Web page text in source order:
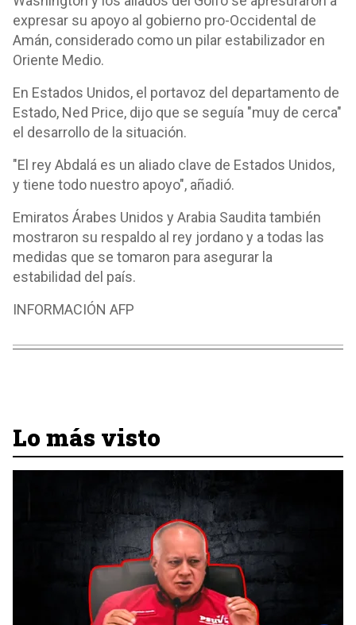
expresar su apoyo al gobierno pro-Occidental de
Amán, considerado como un pilar estabilizador en
Oriente Medio.
En Estados Unidos, el portavoz del departamento de
Estado, Ned Price, dijo que se seguía "muy de cerca"
el desarrollo de la situación.
"El rey Abdalá es un aliado clave de Estados Unidos,
y tiene todo nuestro apoyo", añadió.
Emiratos Árabes Unidos y Arabia Saudita también
mostraron su respaldo al rey jordano y a todas las
medidas que se tomaron para asegurar la
estabilidad del país.
INFORMACIÓN AFP
Lo más visto